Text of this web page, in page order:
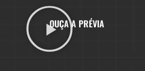
OUÇA A PRÉVIA